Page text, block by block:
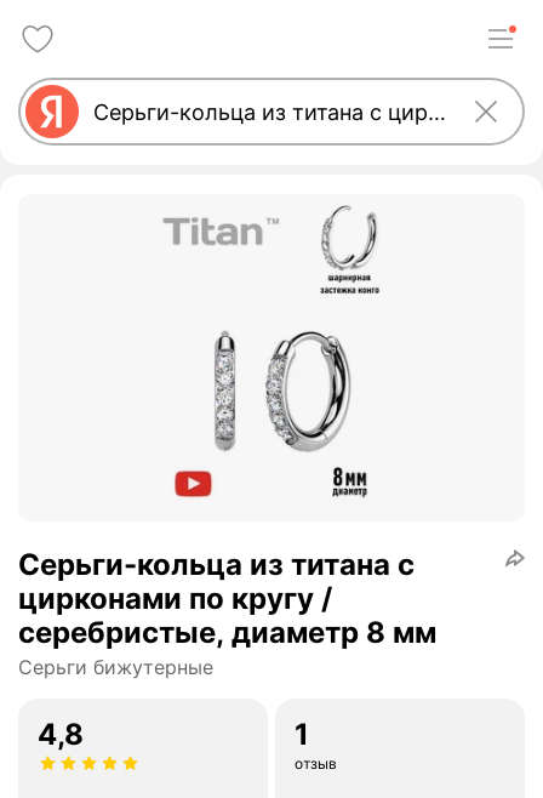
Серьги-кольца из титана с
цирконами по кругу /
серебристые, диаметр 8 мм
Серьги бижутерные
4,8 1
отзыв